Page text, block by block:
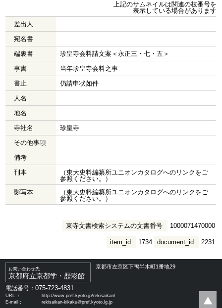
上記のサムネイルは関連の枝番号を
表示している場合があります
差出人
宛名書
端裏書
珍皇寺会料請文案＜永正三・七・五＞
事書
当年珍皇寺会料之事
書止
仍請申状如件
人名
地名
寺社名
珍皇寺
その他事項
備考
刊本
（東大史料編纂所ユニオンカタログへのリンクをご
参照ください。）
影写本
（東大史料編纂所ユニオンカタログへのリンクをご
参照ください。）
東寺文書検索システムの文書番号 1000071470000
document_id 2231
item_id 1734
お問い合わせ先
京都府立京都学・歴彩館
京都市左京区下鴨半木町1番地29
電話番号：075-723-4831
URL ：
http://www.pref.kyoto.jp/rekisaikan/
E-mail：
rekisaikan-kikaku@pref.kyoto.lg.jp